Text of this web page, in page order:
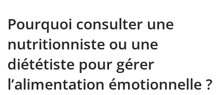
Pourquoi consulter une
nutritionniste ou une
diététiste pour gérer
l’alimentation émotionnelle ?